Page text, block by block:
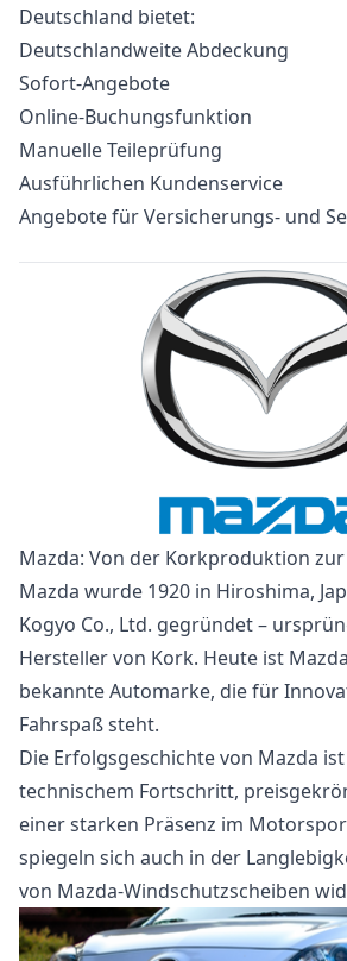
Deutschland bietet:
Deutschlandweite Abdeckung
Sofort-Angebote
Online-Buchungsfunktion
Manuelle Teileprüfung
Ausführlichen Kundenservice
Angebote für Versicherungs- und
Mazda: Von der Korkproduktion
Mazda wurde 1920 in Hiroshima,
Kogyo Co., Ltd. gegründet –
Hersteller von Kork. Heute ist
bekannte Automarke, die für
Fahrspaß steht.
Die Erfolgsgeschichte von Mazda
technischem Fortschritt,
einer starken Präsenz im
spiegeln sich auch in der
von Mazda-Windschutzscheiben